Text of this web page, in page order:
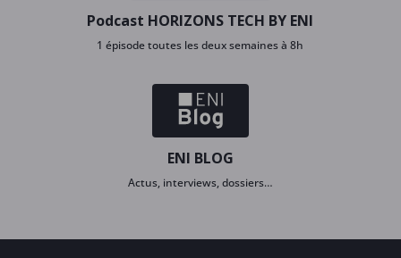
Podcast HORIZONS TECH BY ENI
1 épisode toutes les deux semaines à 8h
ENI BLOG
Actus, interviews, dossiers…